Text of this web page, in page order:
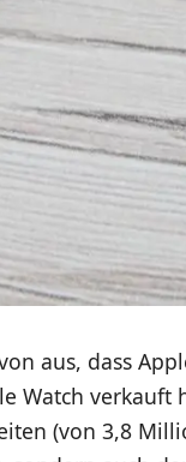
aus, dass
Watch verkauft
(von 3,8